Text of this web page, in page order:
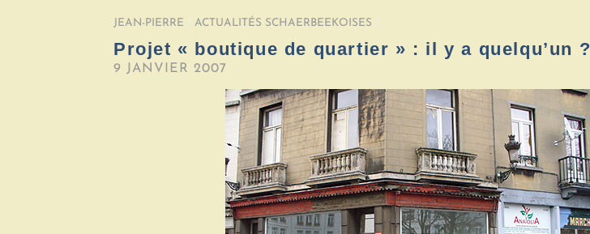
JEAN-PIERRE / ACTUALITÉS SCHAERBEEKOISES /
Projet « boutique de quartier » : il y a quelqu’un ?
9 JANVIER 2007